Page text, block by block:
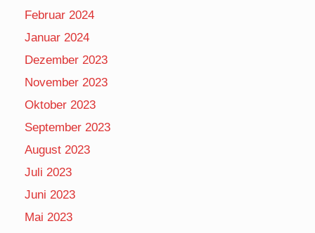
Februar 2024
Januar 2024
Dezember 2023
November 2023
Oktober 2023
September 2023
August 2023
Juli 2023
Juni 2023
Mai 2023